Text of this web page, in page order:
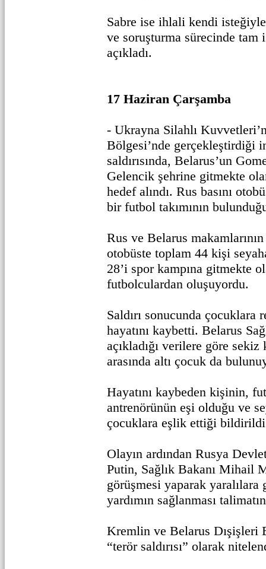
Sabre ise ihlali kendi
ve soruşturma sürecinde tam
açıkladı.
17 Haziran Çarşamba
- Ukrayna Silahlı
Bölgesi’nde gerçekleştirdiği
saldırısında, Belarus’un
Gelencik şehrine gitmekte
hedef alındı. Rus basını
bir futbol takımının
Rus ve Belarus
otobüste toplam 44 kişi
28’i spor kampına gitmekte
futbolculardan oluşuyordu.
Saldırı sonucunda çocuklara
hayatını kaybetti. Belarus
açıkladığı verilere göre
arasında altı çocuk da
Hayatını kaybeden kişinin,
antrenörünün eşi olduğu ve
çocuklara eşlik ettiği
Olayın ardından Rusya
Putin, Sağlık Bakanı Mihail
görüşmesi yaparak
yardımın sağlanması
Kremlin ve Belarus Dışişleri
“terör saldırısı” olarak